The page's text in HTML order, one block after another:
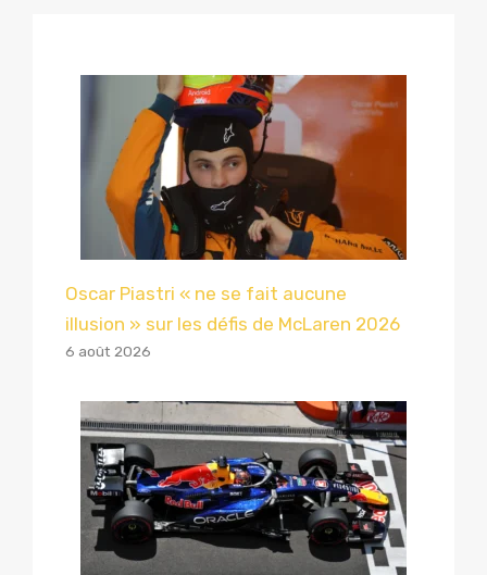
Oscar Piastri « ne se fait aucune
illusion » sur les défis de McLaren 2026
6 août 2026